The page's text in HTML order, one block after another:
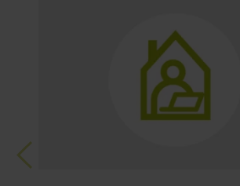
Previous